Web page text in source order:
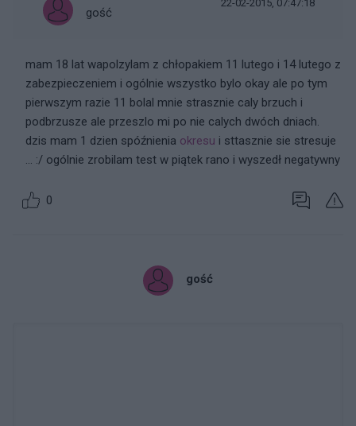
gość
22-02-2015, 07:47:18
mam 18 lat wapolzylam z chłopakiem 11 lutego i 14 lutego z
zabezpieczeniem i ogólnie wszystko bylo okay ale po tym
pierwszym razie 11 bolal mnie strasznie caly brzuch i
podbrzusze ale przeszlo mi po nie calych dwóch dniach.
dzis mam 1 dzien spóźnienia okresu i sttasznie sie stresuje
... :/ ogólnie zrobilam test w piątek rano i wyszedł negatywny
0
gość